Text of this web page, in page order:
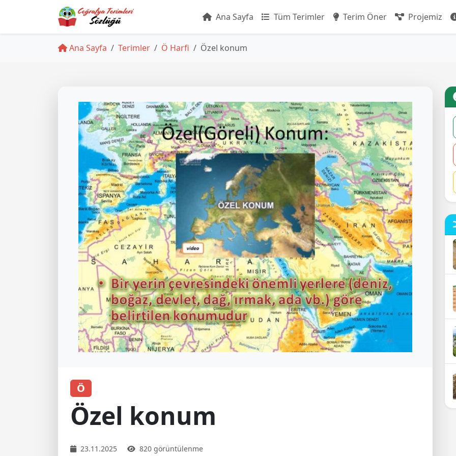
Ana Sayfa Tüm Terimler Terim Öner Projemiz
Ana Sayfa Terimler Ö Harfi Özel konum
Ö
Özel konum
23.11.2025 820 görüntülenme